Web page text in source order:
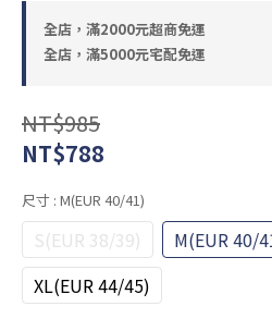
全店，滿2000元超商免運
全店，滿5000元宅配免運
NT$985
NT$788
尺寸 : M(EUR 40/41)
S(EUR 38/39) M(EUR 40/
XL(EUR 44/45)